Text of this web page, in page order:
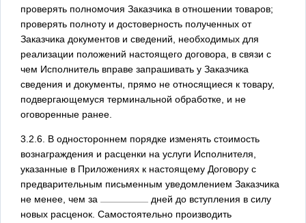
проверять полномочия Заказчика в отношении товаров;
проверять полноту и достоверность полученных от
Заказчика документов и сведений, необходимых для
реализации положений настоящего договора, в связи с
чем Исполнитель вправе запрашивать у Заказчика
сведения и документы, прямо не относящиеся к товару,
подвергающемуся терминальной обработке, и не
оговоренные ранее.
3.2.6. В одностороннем порядке изменять стоимость
вознаграждения и расценки на услуги Исполнителя,
указанные в Приложениях к настоящему Договору с
предварительным письменным уведомлением Заказчика
не менее, чем за
дней до вступления в силу
новых расценок. Самостоятельно производить